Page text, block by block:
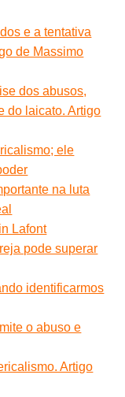
e a tentativa
de Massimo
dos abusos,
do laicato. Artigo
ele
na luta
Lafont
pode superar
identificarmos
o abuso e
Artigo